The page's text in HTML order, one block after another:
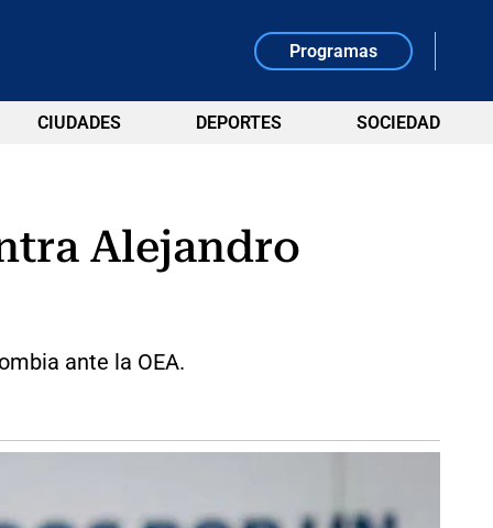
Programas
CIUDADES DEPORTES SOCIEDAD
Alejandro
ante la OEA.